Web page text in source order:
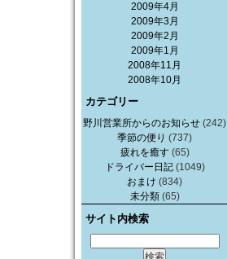
2009年4月
2009年3月
2009年2月
2009年1月
2008年11月
2008年10月
カテゴリー
野川営業所からのお知らせ (242)
季節の便り (737)
疲れを癒す(65)
ドライバー日記(1049)
おまけ (834)
未分類(65)
サイト内検索